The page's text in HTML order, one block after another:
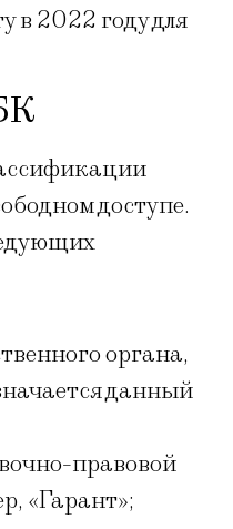
в 2022 году для
доступе.
органа,
данный
правовой
«Гарант»;